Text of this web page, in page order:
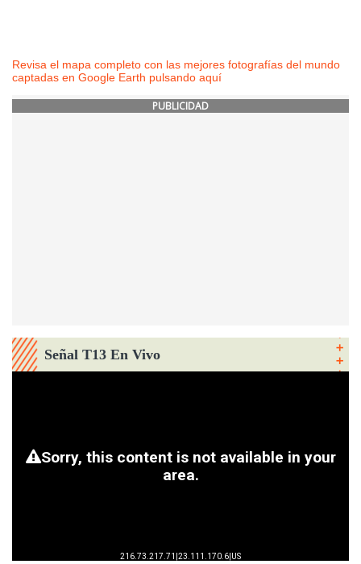
Revisa el mapa completo con las mejores fotografías del mundo
captadas en Google Earth pulsando aquí
PUBLICIDAD
Señal T13 En Vivo